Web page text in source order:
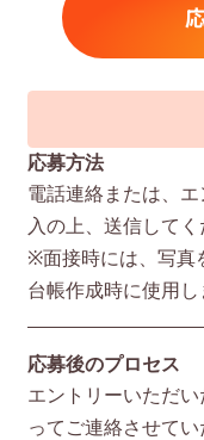
応募方法
電話連絡または、
⼊の上、送信してく
※⾯接時には、写真
台帳作成時に使⽤し
応募後のプロセス
エントリーいただ
ってご連絡させてい